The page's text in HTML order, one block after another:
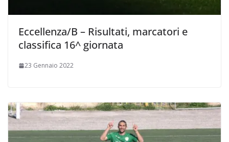
Eccellenza/B – Risultati, marcatori e
classifica 16^ giornata
23 Gennaio 2022